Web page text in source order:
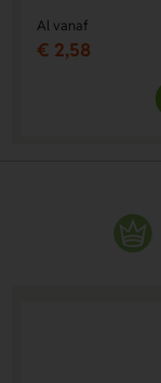
Al vanaf
€ 2,58